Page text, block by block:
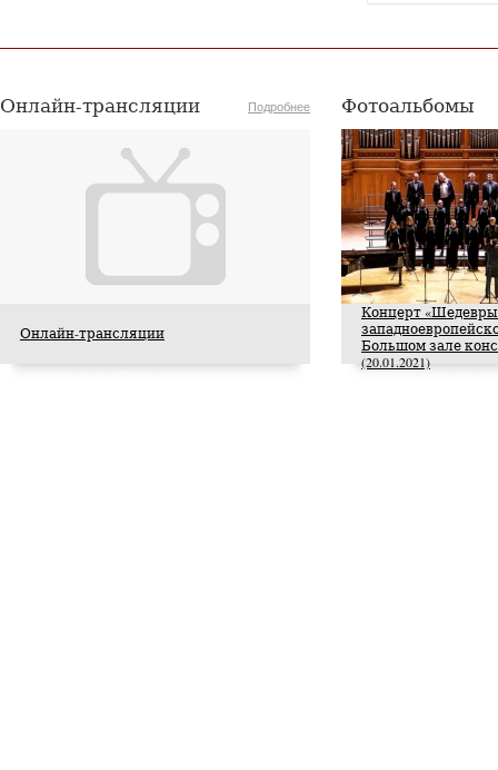
Онлайн-трансляции Подробнее Фотоальбомы
Онлайн-трансляции
Концерт «Шедевры
Большом зале
(20.01.2021)